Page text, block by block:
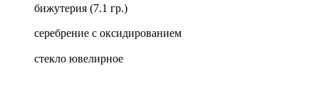
бижутерия (7.1 гр.)
серебрение с оксидированием
стекло ювелирное